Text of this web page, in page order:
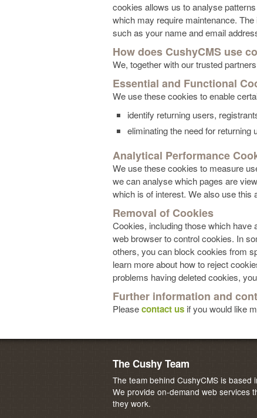
cookies allows us to analyse
which may require maintenance.
such as your name and email
How does CushyCMS use
We, together with our trusted
Essential and Functional
We use these cookies to enable
identify returning users,
eliminating the need for returning
Analytical Performance
We use these cookies to measure
we can analyse which pages are
which is of interest. We also use this
Removal of Cookies
Cookies, including those which have
web browser to control cookies. In
others, you can block cookies from
learn more about how to reject
problems having deleted cookies,
Further information and
Pleasecontact us if you would like
The Cushy Team
The team behind CushyCMS is
We provide on-demand web services
they work.